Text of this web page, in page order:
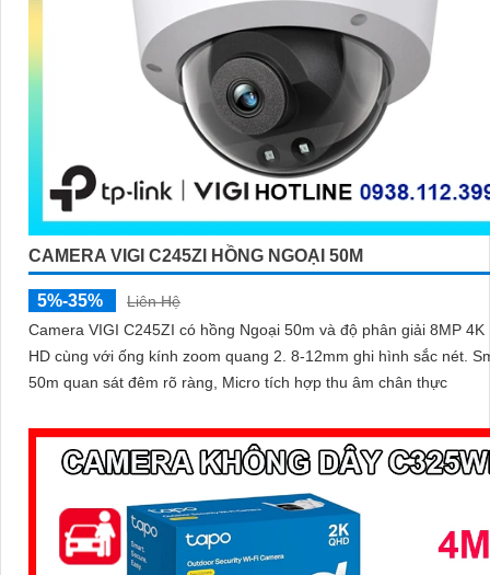
CAMERA VIGI C245ZI HỒNG NGOẠI 50M
5%-35%
Liên Hệ
Camera VIGI C245ZI có hồng Ngoại 50m và độ phân giải 8MP 4K
HD cùng với ống kính zoom quang 2. 8-12mm ghi hình sắc nét. Smart IR
50m quan sát đêm rõ ràng, Micro tích hợp thu âm chân thực